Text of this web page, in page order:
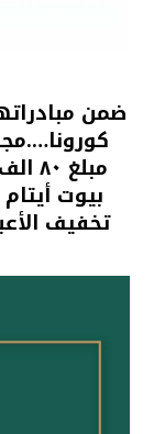
ضمن
بيوت
تخفيف